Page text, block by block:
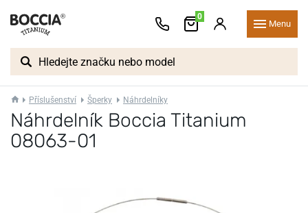
0
Menu
Příslušenství Šperky Náhrdelníky
Náhrdelník Boccia Titanium
08063-01